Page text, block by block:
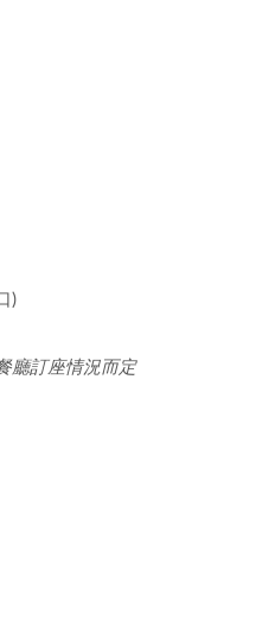
)
廳訂座情況而定